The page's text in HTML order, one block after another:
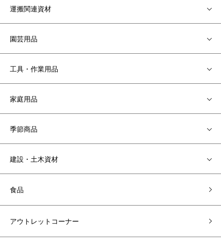
運搬関連資材
園芸用品
工具・作業用品
家庭用品
季節商品
建設・土木資材
食品
アウトレットコーナー